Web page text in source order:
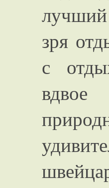
зря
с
вдвое